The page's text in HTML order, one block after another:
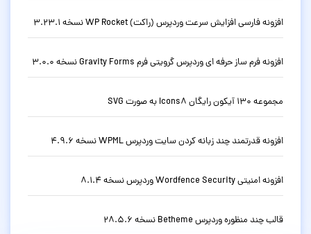
افزونه فارسی افزایش سرعت وردپرس (راکت) WP Rocket نسخه 3.23.1
افزونه فرم ساز حرفه ای وردپرس گرویتی فرم Gravity Forms نسخه 3.0.0
مجموعه 130 آیکون رایگان Icons8 به صورت SVG
افزونه قدرتمند چند زبانه کردن سایت وردپرس WPML نسخه 4.9.6
افزونه امنیتی Wordfence Security وردپرس نسخه 8.1.4
قالب چند منظوره وردپرس Betheme نسخه 28.5.6